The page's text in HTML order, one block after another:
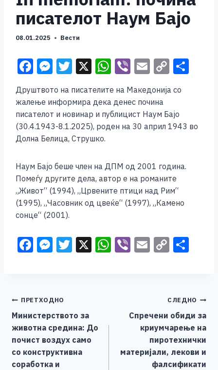
писателот Наум Бајо
08.01.2025 Вести
F
c
e
b
o
o
k
M
ss
e
n
g
er
T
tt
er
X W
at
s
A
p
Vi
b
er
E
ai
l
C
p
y
Li
k
Друштвото на писателите на Македонија со
жалење информира дека денес почина
писателот и новинар и публицист Наум Бајо
(30.4.1943-8.1.2025), роден на 30 април 1943 во
Долна Белица, Струшко.
Наум Бајо беше член на ДПМ од 2001 година.
Помеѓу другите дела, автор е на романите
„Живот“ (1994), „Црвените птици над Рим“
(1995), „Часовник од цвеќе“ (1997), „Камено
сонце“ (2001).
F
b
o
o
k
M
n
g
er
T X W Vi E C
Li
n
k
Навигација
на
напис
ПРЕТХОДНО
Министерството за
животна средина: До
почист воздух само
со конструктивна
соработка и
СЛЕДНО
Спречени обиди за
криумчарење на
пиротехнички
материјали, лекови и
фалсификати